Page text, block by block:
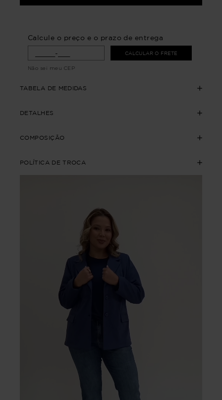
Calcule o preço e o prazo de entrega
CALCULAR O FRETE
Não sei meu CEP
TABELA DE MEDIDAS
DETALHES
COMPOSIÇÃO
POLÍTICA DE TROCA